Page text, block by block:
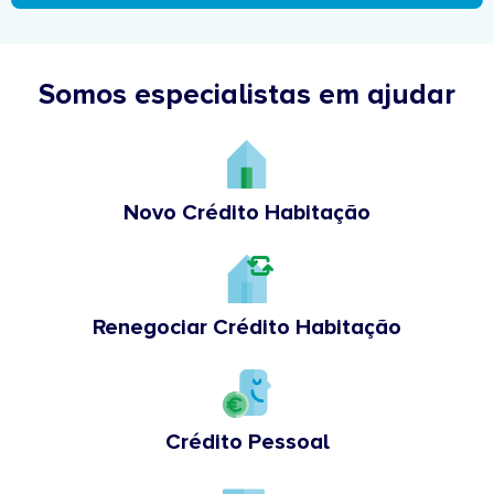
Somos especialistas em ajudar
Novo Crédito Habitação
Renegociar Crédito Habitação
Crédito Pessoal